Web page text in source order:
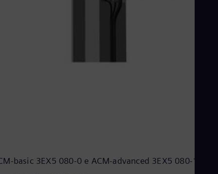
basic 3EX5 080-0 e ACM-advanced 3EX5 080-1